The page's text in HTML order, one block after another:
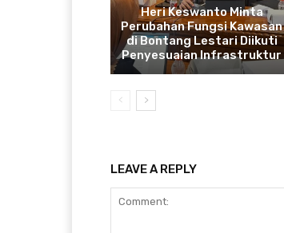
Heri Keswanto Minta
Perubahan Fungsi Kawasan
di Bontang Lestari Diikuti
Penyesuaian Infrastruktur
LEAVE A REPLY